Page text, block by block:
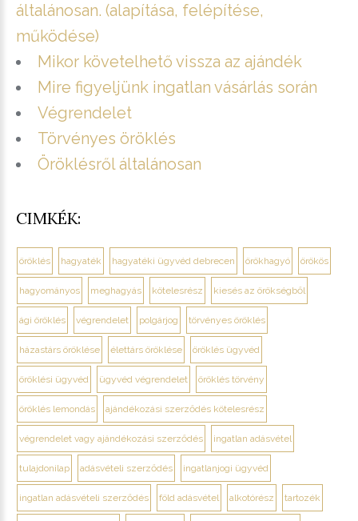
általánosan. (alapítása, felépítése,
működése)
Mikor követelhető vissza az ajándék
Mire figyeljünk ingatlan vásárlás során
Végrendelet
Törvényes öröklés
Öröklésről általánosan
CIMKÉK:
öröklés hagyaték hagyatéki ügyvéd debrecen örökhagyó örökös
hagyományos meghagyás kötelesrész kiesés az örökségből
ági öröklés végrendelet polgárjog törvényes öröklés
házastárs öröklése élettárs öröklése öröklés ügyvéd
öröklési ügyvéd ügyvéd végrendelet öröklés törvény
öröklés lemondás ajándékozási szerződés kötelesrész
végrendelet vagy ajándékozási szerződés ingatlan adásvétel
tulajdonilap adásvételi szerződés ingatlanjogi ügyvéd
ingatlan adásvételi szerződés föld adásvétel alkotórész tartozék